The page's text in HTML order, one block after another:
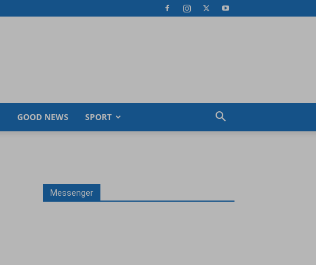
GOOD NEWS SPORT
Messenger